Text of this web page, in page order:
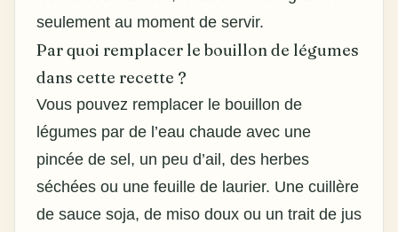
seulement au moment de servir.
Par quoi remplacer le bouillon de légumes
dans cette recette ?
Vous pouvez remplacer le bouillon de
légumes par de l’eau chaude avec une
pincée de sel, un peu d’ail, des herbes
séchées ou une feuille de laurier. Une cuillère
de sauce soja, de miso doux ou un trait de jus